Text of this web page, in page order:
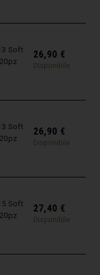
Soft
26,90 €
Disponibile
Soft
26,90 €
Disponibile
Soft
27,40 €
Disponibile